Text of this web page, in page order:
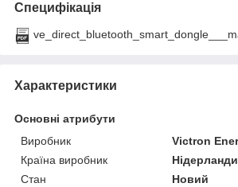
Специфікація
Характеристики
Основні атрибути
Виробник
Victron
Країна виробник
Нідерланди
Стан
Новий